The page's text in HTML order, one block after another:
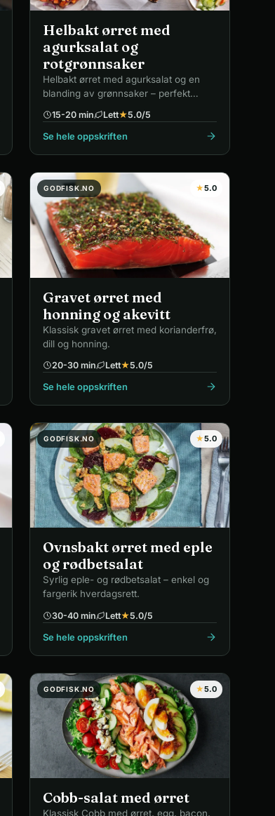
Helbakt ørret med
agurksalat og
rotgrønnsaker
Helbakt ørret med agurksalat og en
blanding av grønnsaker – perfekt
15-20 min Lett★5.0/5
Se hele oppskriften
GODFISK.NO ★5.0
Gravet ørret med
honning og akevitt
Klassisk gravet ørret med korianderfrø,
dill og honning.
20-30 min Lett★5.0/5
Se hele oppskriften
GODFISK.NO ★5.0
Ovnsbakt ørret med eple
og rødbetsalat
Syrlig eple- og rødbetsalat – enkel og
fargerik hverdagsrett.
30-40 min Lett★5.0/5
Se hele oppskriften
GODFISK.NO ★5.0
Cobb-salat med ørret
Klassisk Cobb med ørret, egg, bacon,